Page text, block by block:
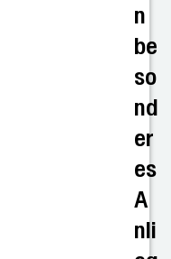
n
be
so
nd
er
es
A
nli